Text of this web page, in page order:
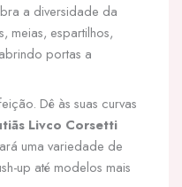
a diversidade da
meias, espartilhos,
portas a
Dê às suas curvas
Livco Corsetti
uma variedade de
up até modelos mais